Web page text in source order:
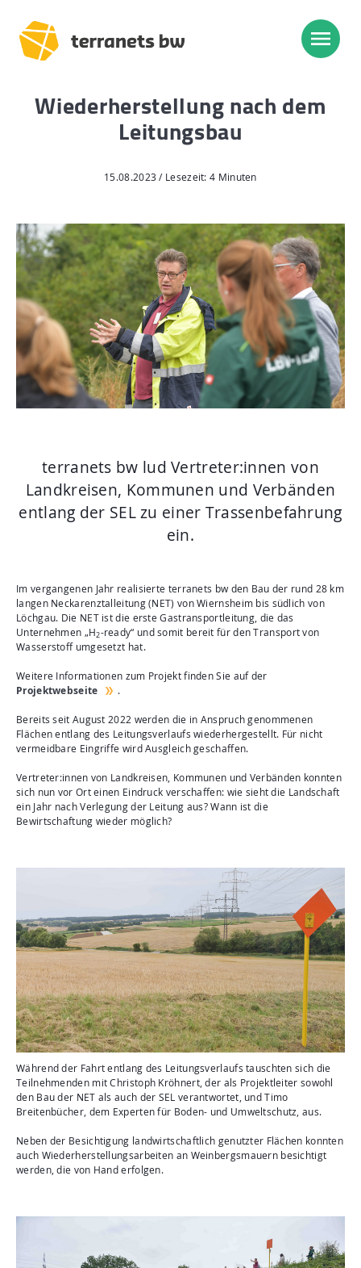
Trassenverlauf SEL:
Lampertheim – Heidelberg
Heidelberg – Heilbronn
Löchgau – Esslingen a. N.
Esslingen a. N. – Bissingen
Start
Planung, Bau, Betrieb
Aktuelles
Mediathek
Kontakt
Suche
Wiederherstellung nach dem
Leitungsbau
15.08.2023 / Lesezeit: 4 Minuten
terranets bw lud Vertreter:innen von
Landkreisen, Kommunen und Verbänden
entlang der SEL zu einer Trassenbefahrung
ein.
Im vergangenen Jahr realisierte terranets bw den Bau der rund 28 km
langen Neckarenztalleitung (NET) von Wiernsheim bis südlich von
Löchgau. Die NET ist die erste Gastransportleitung, die das
Unternehmen „H2-ready“ und somit bereit für den Transport von
Wasserstoff umgesetzt hat.
Weitere Informationen zum Projekt finden Sie auf der
Projektwebseite
.
Bereits seit August 2022 werden die in Anspruch genommenen
Flächen entlang des Leitungsverlaufs wiederhergestellt. Für nicht
vermeidbare Eingriffe wird Ausgleich geschaffen.
Vertreter:innen von Landkreisen, Kommunen und Verbänden konnten
sich nun vor Ort einen Eindruck verschaffen: wie sieht die Landschaft
ein Jahr nach Verlegung der Leitung aus? Wann ist die
Bewirtschaftung wieder möglich?
Während der Fahrt entlang des Leitungsverlaufs tauschten sich die
Teilnehmenden mit Christoph Kröhnert, der als Projektleiter sowohl
den Bau der NET als auch der SEL verantwortet, und Timo
Breitenbücher, dem Experten für Boden- und Umweltschutz, aus.
Neben der Besichtigung landwirtschaftlich genutzter Flächen konnten
auch Wiederherstellungsarbeiten an Weinbergsmauern besichtigt
werden, die von Hand erfolgen.